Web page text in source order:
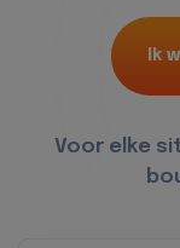
Ik
Voor elke